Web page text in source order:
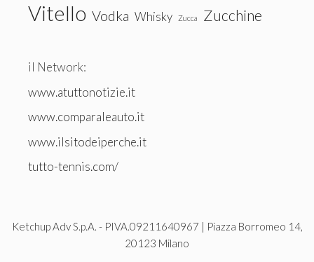
Vitello Vodka Whisky Zucca Zucchine
il Network:
www.atuttonotizie.it
www.comparaleauto.it
www.ilsitodeiperche.it
tutto-tennis.com/
Ketchup Adv S.p.A. - PIVA.09211640967 | Piazza Borromeo 14,
20123 Milano